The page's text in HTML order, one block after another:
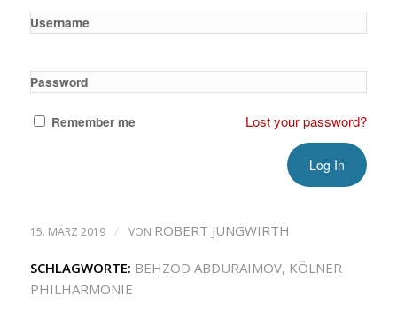
Username
Password
Remember me Lost your password?
15. MÄRZ 2019 / VON ROBERT JUNGWIRTH
SCHLAGWORTE: BEHZOD ABDURAIMOV, KÖLNER
PHILHARMONIE